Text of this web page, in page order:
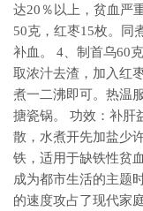
达20％以上，贫血严
50克，红枣15枚。同
补血。 4、制首乌60
取浓汁去渣，加入红
煮一二沸即可。热温
搪瓷锅。 功效：补肝
散，水煮开先加盐少
铁，适用于缺铁性贫
成为都市生活的主题
的速度攻占了现代家